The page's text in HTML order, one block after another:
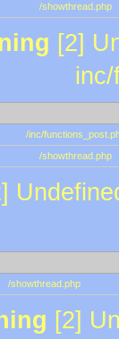
/showthread.php
[2]
/inc/
/showthread.php
/showthread.php
[2]